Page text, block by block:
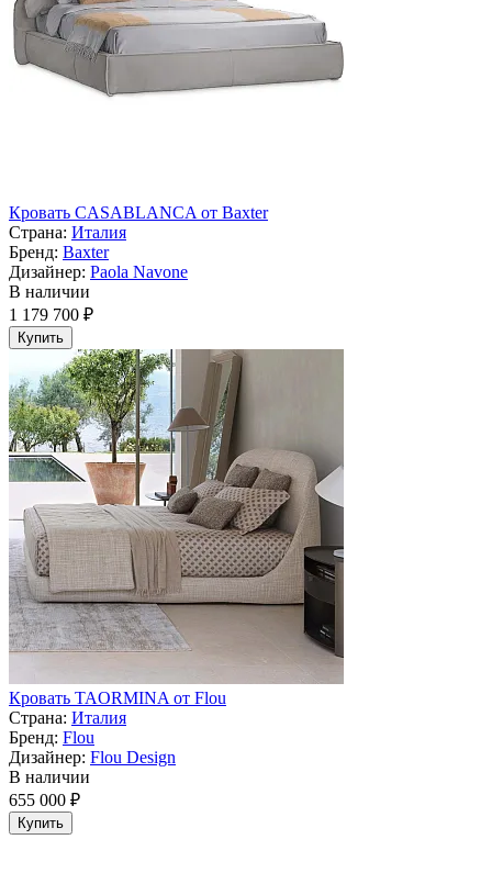
Кровать CASABLANCA от Baxter
Страна: Италия
Бренд: Baxter
Дизайнер: Paola Navone
В наличии
1 179 700 ₽
Купить
Кровать TAORMINA от Flou
Страна: Италия
Бренд: Flou
Дизайнер: Flou Design
В наличии
655 000 ₽
Купить